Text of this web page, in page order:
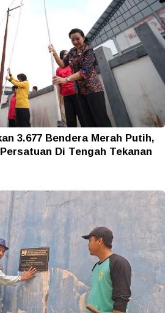
3.677 Bendera Merah Putih,
Di Tengah Tekanan